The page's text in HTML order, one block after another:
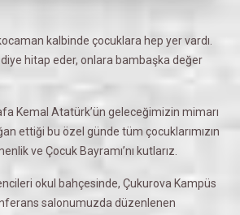
kalbinde çocuklara hep yer vardı.
hitap eder, onlara bambaşka değer
Kemal Atatürk’ün geleceğimizin mimarı
ettiği bu özel günde tüm çocuklarımızın
ve Çocuk Bayramı’nı kutlarız.
okul bahçesinde, Çukurova Kampüs
salonumuzda düzenlenen